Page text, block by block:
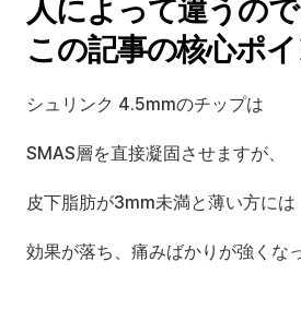
人によって違うの
この記事の核心ポ
シュリンク 4.5mmのチップは
SMAS層を直接凝固させますが、
皮下脂肪が3mm未満と薄い方には
効果が落ち、痛みばかりが強くな